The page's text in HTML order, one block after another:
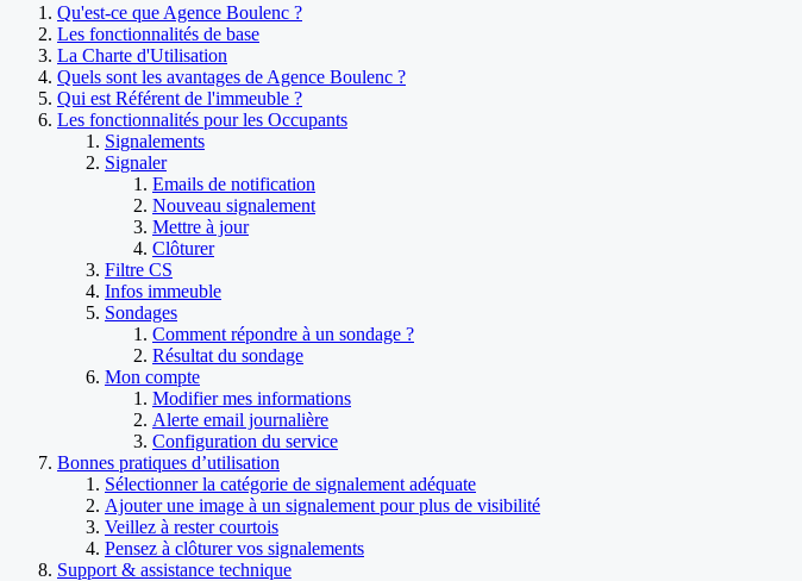
Qu'est-ce que Agence Boulenc ?
Les fonctionnalités de base
La Charte d'Utilisation
Quels sont les avantages de Agence Boulenc ?
Qui est Référent de l'immeuble ?
Les fonctionnalités pour les Occupants
Signalements
Signaler
Emails de notification
Nouveau signalement
Mettre à jour
Clôturer
Filtre CS
Infos immeuble
Sondages
Comment répondre à un sondage ?
Résultat du sondage
Mon compte
Modifier mes informations
Alerte email journalière
Configuration du service
Bonnes pratiques d’utilisation
Sélectionner la catégorie de signalement adéquate
Ajouter une image à un signalement pour plus de visibilité
Veillez à rester courtois
Pensez à clôturer vos signalements
Support & assistance technique